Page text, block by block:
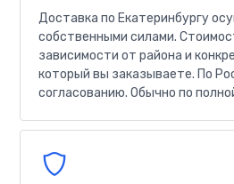
Доставка по Екатеринбургу
собственными силами.
зависимости от района и
который вы заказываете. По
согласованию. Обычно по